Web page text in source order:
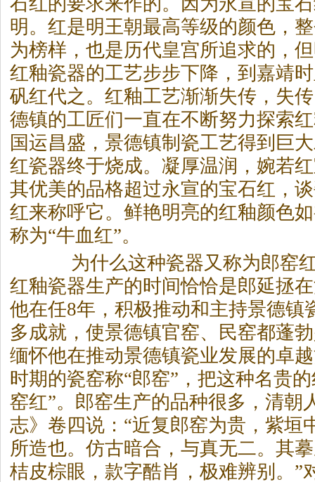
明。红是明王朝最高等级的颜色，
为榜样，也是历代皇宫所追求的，
红釉瓷器的工艺步步下降，到嘉靖
矾红代之。红釉工艺渐渐失传，失
德镇的工匠们一直在不断努力探索
国运昌盛，景德镇制瓷工艺得到巨
红瓷器终于烧成。凝厚温润，婉若
其优美的品格超过永宣的宝石红，
红来称呼它。鲜艳明亮的红釉颜色
称为“牛血红”。
为什么这种瓷器又称为郎窑红
红釉瓷器生产的时间恰恰是郎延拯
他在任8年，积极推动和主持景德镇
多成就，使景德镇官窑、民窑都蓬
缅怀他在推动景德镇瓷业发展的卓
时期的瓷窑称“郎窑”，把这种名贵
窑红”。郎窑生产的品种很多，清朝
志》卷四说：“近复郎窑为贵，紫垣
所造也。仿古暗合，与真无二。其
桔皮棕眼，款字酷肖，极难辨别。”